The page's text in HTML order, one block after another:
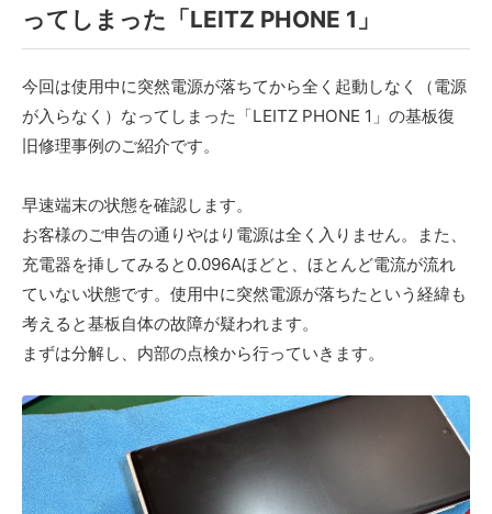
ってしまった「LEITZ PHONE 1」
今回は使用中に突然電源が落ちてから全く起動しなく（電源
が入らなく）なってしまった「LEITZ PHONE 1」の基板復
旧修理事例のご紹介です。
早速端末の状態を確認します。
お客様のご申告の通りやはり電源は全く入りません。また、
充電器を挿してみると0.096Aほどと、ほとんど電流が流れ
ていない状態です。使用中に突然電源が落ちたという経緯も
考えると基板自体の故障が疑われます。
まずは分解し、内部の点検から行っていきます。